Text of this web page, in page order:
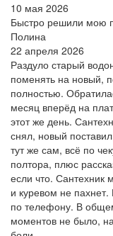
10 мая 2026
Быстро решили мою
Полина
22 апреля 2026
Раздуло старый
поменять на новый,
полностью.
месяц вперёд на
этот же день.
снял, новый
тут же сам, всё по
полтора, плюс
если что.
и куревом не
по телефону. В
моментов не было,